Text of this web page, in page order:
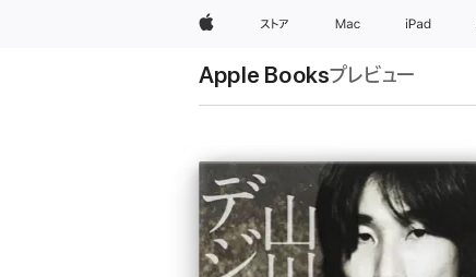
Appleストア Mac iPad
Apple Booksプレビュー